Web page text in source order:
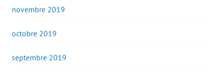
novembre 2019
octobre 2019
septembre 2019